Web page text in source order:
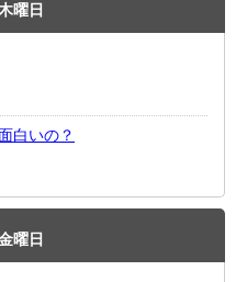
曜日
白いの？
曜日